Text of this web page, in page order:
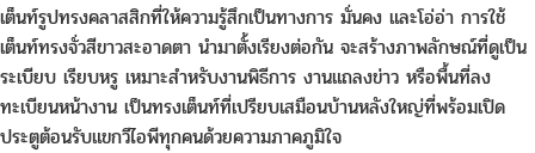
เต็นท์รูปทรงคลาสสิกที่ให้ความรู้สึกเป็นทางการ มั่นคง และโอ่อ่า การใช้
เต็นท์ทรงจั่วสีขาวสะอาดตา นำมาตั้งเรียงต่อกัน จะสร้างภาพลักษณ์ที่ดูเป็น
ระเบียบ เรียบหรู เหมาะสำหรับงานพิธีการ งานแถลงข่าว หรือพื้นที่ลง
ทะเบียนหน้างาน เป็นทรงเต็นท์ที่เปรียบเสมือนบ้านหลังใหญ่ที่พร้อมเปิด
ประตูต้อนรับแขกวีไอพีทุกคนด้วยความภาคภูมิใจ